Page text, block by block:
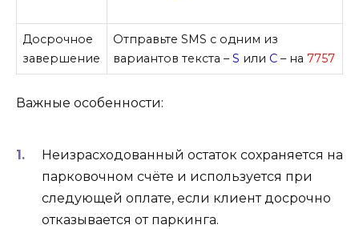
Досрочное
завершение
Отправьте SMS с одним из
вариантов текста –S или C – на7757
Важные особенности:
Неизрасходованный остаток сохраняется на
парковочном счёте и используется при
следующей оплате, если клиент досрочно
отказывается от паркинга.